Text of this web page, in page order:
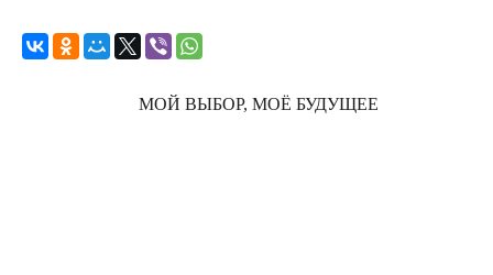
МОЙ ВЫБОР, МОЁ БУДУЩЕЕ